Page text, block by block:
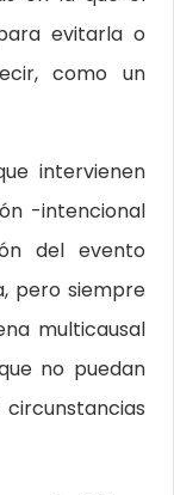
evitarla o
como un
intervienen
-intencional
del evento
pero siempre
multicausal
no puedan